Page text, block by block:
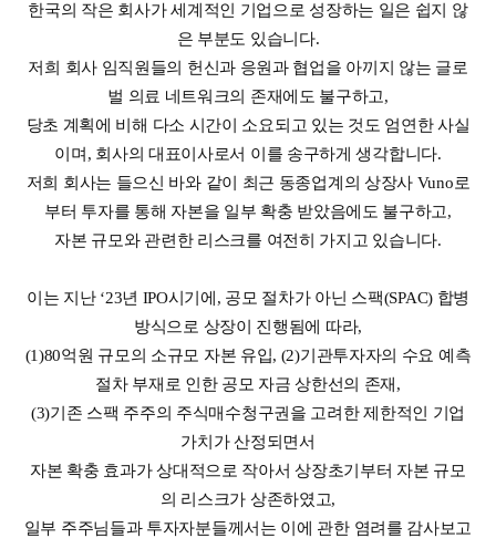
한국의 작은 회사가 세계적인 기업으로 성장하는 일은 쉽지 않
은 부분도 있습니다.
저희 회사 임직원들의 헌신과 응원과 협업을 아끼지 않는 글로
벌 의료 네트워크의 존재에도 불구하고,
당초 계획에 비해 다소 시간이 소요되고 있는 것도 엄연한 사실
이며, 회사의 대표이사로서 이를 송구하게 생각합니다.
저희 회사는 들으신 바와 같이 최근 동종업계의 상장사 Vuno로
부터 투자를 통해 자본을 일부 확충 받았음에도 불구하고,
자본 규모와 관련한 리스크를 여전히 가지고 있습니다.
이는 지난 ‘23년 IPO시기에, 공모 절차가 아닌 스팩(SPAC) 합병
방식으로 상장이 진행됨에 따라,
(1)80억원 규모의 소규모 자본 유입, (2)기관투자자의 수요 예측
절차 부재로 인한 공모 자금 상한선의 존재,
(3)기존 스팩 주주의 주식매수청구권을 고려한 제한적인 기업
가치가 산정되면서
자본 확충 효과가 상대적으로 작아서 상장초기부터 자본 규모
의 리스크가 상존하였고,
일부 주주님들과 투자자분들께서는 이에 관한 염려를 감사보고